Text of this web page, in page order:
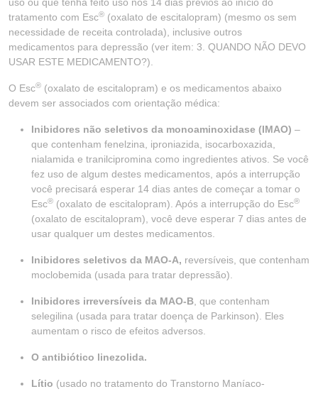
tratamento com Esc® (oxalato de escitalopram) (mesmo os sem
necessidade de receita controlada), inclusive outros
medicamentos para depressão (ver item: 3. QUANDO NÃO DEVO
USAR ESTE MEDICAMENTO?).
O Esc® (oxalato de escitalopram) e os medicamentos abaixo
devem ser associados com orientação médica:
Inibidores não seletivos da monoaminoxidase (IMAO) –
que contenham fenelzina, iproniazida, isocarboxazida,
nialamida e tranilcipromina como ingredientes ativos. Se você
fez uso de algum destes medicamentos, após a interrupção
você precisará esperar 14 dias antes de começar a tomar o
Esc® (oxalato de escitalopram). Após a interrupção do Esc®
(oxalato de escitalopram), você deve esperar 7 dias antes de
usar qualquer um destes medicamentos.
Inibidores seletivos da MAO-A, reversíveis, que contenham
moclobemida (usada para tratar depressão).
Inibidores irreversíveis da MAO-B , que contenham
selegilina (usada para tratar doença de Parkinson). Eles
aumentam o risco de efeitos adversos.
O antibiótico linezolida.
Lítio (usado no tratamento do Transtorno Maníaco-